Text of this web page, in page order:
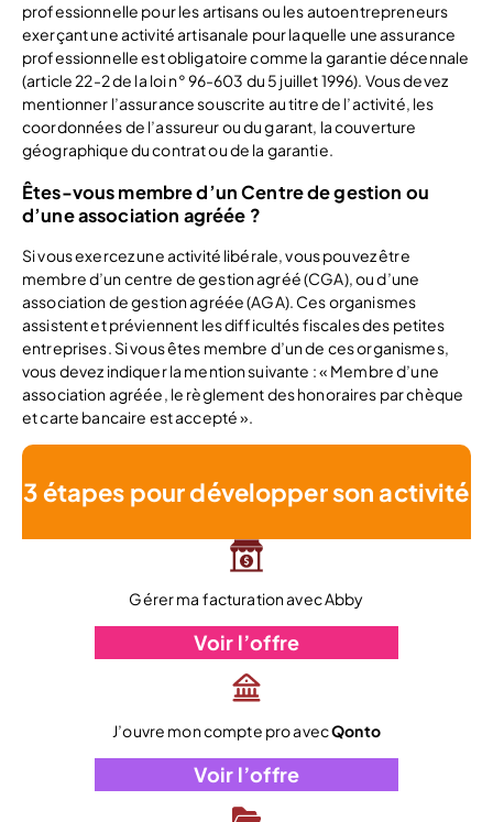
professionnelle pour les artisans ou les autoentrepreneurs
exerçant une activité artisanale pour laquelle une assurance
professionnelle est obligatoire comme la garantie décennale
(article 22-2 de la loi n° 96-603 du 5 juillet 1996). Vous devez
mentionner l’assurance souscrite au titre de l’activité, les
coordonnées de l’assureur ou du garant, la couverture
géographique du contrat ou de la garantie.
Êtes-vous membre d’un Centre de gestion ou
d’une association agréée ?
Si vous exercez une activité libérale, vous pouvez être
membre d’un centre de gestion agréé (CGA), ou d’une
association de gestion agréée (AGA). Ces organismes
assistent et préviennent les difficultés fiscales des petites
entreprises. Si vous êtes membre d’un de ces organismes,
vous devez indiquer la mention suivante : « Membre d’une
association agréée, le règlement des honoraires par chèque
et carte bancaire est accepté ».
3 étapes pour développer son activité
Gérer ma facturation avec Abby
Voir l’offre
J’ouvre mon compte pro avecQonto
Voir l’offre